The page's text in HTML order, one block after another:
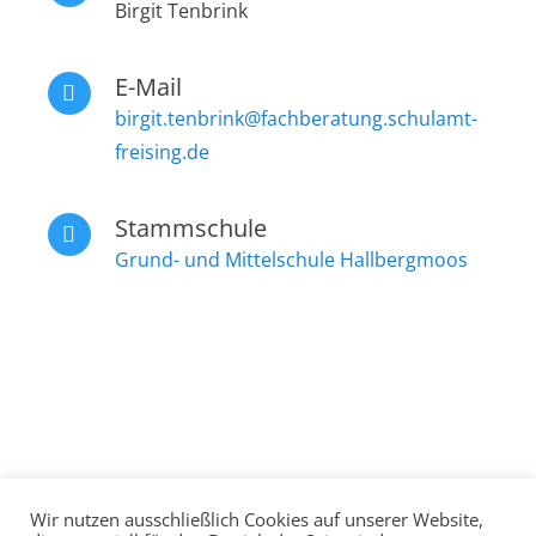
Birgit Tenbrink
E-Mail
birgit.tenbrink@fachberatung.schulamt-
freising.de
Stammschule
Grund- und Mittelschule Hallbergmoos
Wir nutzen ausschließlich Cookies auf unserer Website,